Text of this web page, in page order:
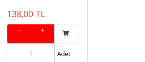
138,00 TL
− +
Adet